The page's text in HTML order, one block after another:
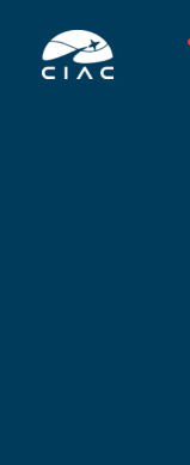
contenido